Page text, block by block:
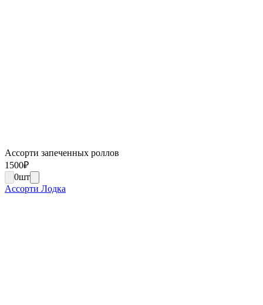
Ассорти запеченных роллов
1500₽
0шт
Ассорти Лодка